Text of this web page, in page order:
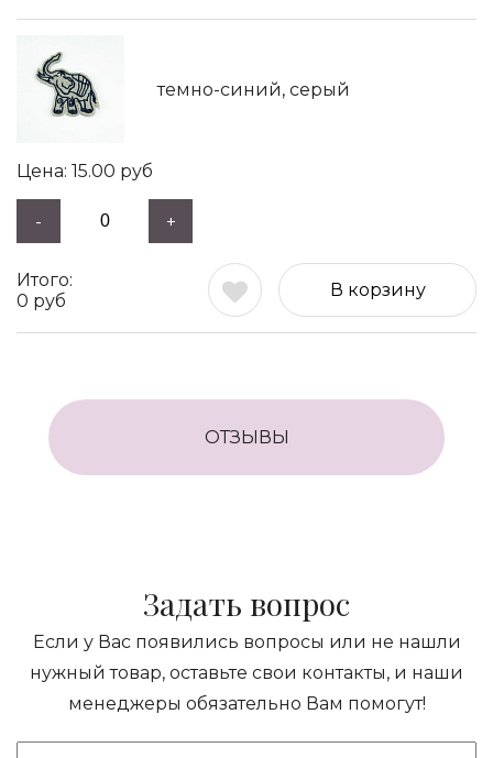
темно-синий, серый
15.00 руб
- +
0 руб
В корзину
ОТЗЫВЫ
Задать вопрос
Если у Вас появились вопросы или не нашли
нужный товар, оставьте свои контакты, и наши
менеджеры обязательно Вам помогут!